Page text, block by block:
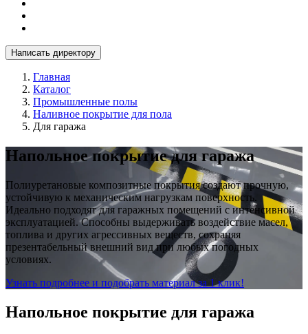
Написать директору
Главная
Каталог
Промышленные полы
Наливное покрытие для пола
Для гаража
Напольное покрытие для гаража
Полиуретановые композитные покрытия создают прочную,
устойчивую к механическим нагрузкам поверхность.
Идеально подходят для гаражных помещений с интенсивной
эксплуатацией. Способны выдерживать воздействие масел,
топлива и других агрессивных веществ, сохраняя
презентабельный внешний вид при любых погодных
условиях.
Узнать подробнее и подобрать материал за 1 клик!
Напольное покрытие для гаража